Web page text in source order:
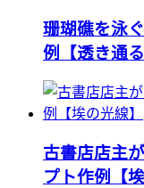
珊瑚礁を泳
例【透き通る
古書店店主
プト作例【